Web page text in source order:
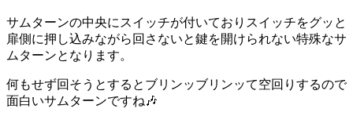
サムターンの中央にスイッチが付いておりスイッチをグッと
扉側に押し込みながら回さないと鍵を開けられない特殊なサ
ムターンとなります。
何もせず回そうとするとブリンッブリンッて空回りするので
面白いサムターンですね🎶